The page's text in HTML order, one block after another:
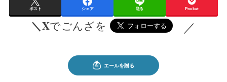
ポスト シェア 送る Pocket
＼Xでごんざを ／